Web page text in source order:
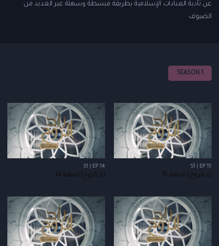
عن تأدية العبادات الإسلامية بطريقة مبسطة وسهلة عبر العديد من
الضيوف
SEASON 1
S1 | EP 15
زاد الروح | الحلقة 15
S1 | EP 14
زاد الروح | الحلقة 14